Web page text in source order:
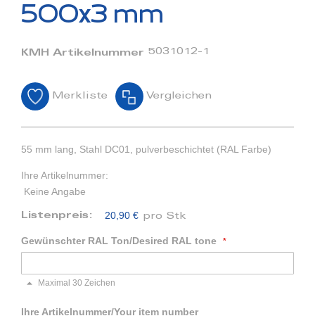
springen
500x3 mm
KMH Artikelnummer 5031012-1
Merkliste Vergleichen
55 mm lang, Stahl DC01, pulverbeschichtet (RAL Farbe)
Ihre Artikelnummer:
Keine Angabe
Listenpreis: 20,90 € pro Stk
Gewünschter RAL Ton/Desired RAL tone
Maximal 30 Zeichen
Ihre Artikelnummer/Your item number